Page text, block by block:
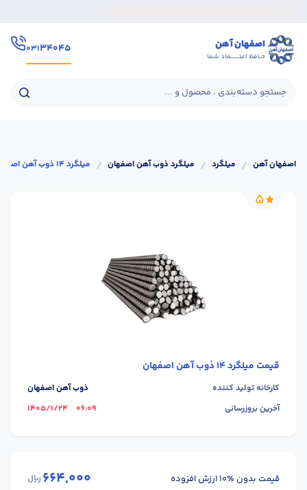
اصفهان آهن
حـافظ اعتــــــماد شما
۳۴۰۴۵۰۳۱
جستجو دسته‌بندی ، محصول و ...
اصفهان آهن / میلگرد / میلگرد ذوب آهن اصفهان / میلگرد 14 ذوب آهن اصفهان
5
قیمت میلگرد 14 ذوب آهن اصفهان
کارخانه تولید کننده
ذوب آهن اصفهان
آخرین بروزرسانی
06:09
1405/1/24
قیمت بدون ٪۱۰ ارزش افزوده 664,000ریال